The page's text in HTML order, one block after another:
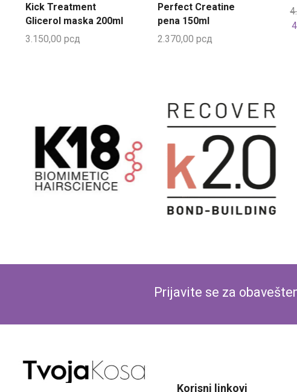
Kick Treatment
Glicerol maska 200ml
3.150,00 рсд
Perfect Creatine
pena 150ml
2.370,00рсд
Prijavite se za
Korisni linkovi